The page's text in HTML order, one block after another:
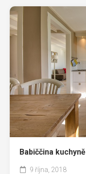
Babiččina kuchyně
9 října, 2018